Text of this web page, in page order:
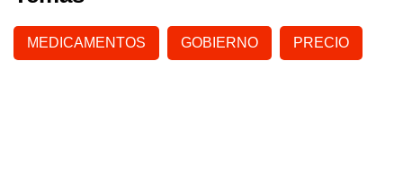
MEDICAMENTOS GOBIERNO PRECIO